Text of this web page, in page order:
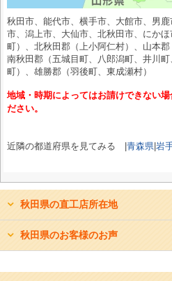
秋田市、能代市、横手市、大館市、男
市、潟上市、大仙市、北秋田市、にか
町）、北秋田郡（上小阿仁村）、山本郡
南秋田郡（五城目町、八郎潟町、井川
町）、雄勝郡（羽後町、東成瀬村）
地域・時期によってはお請けできない
ださい。
近隣の都道府県を見てみる | 青森県 岩
秋田県の直工店所在地
秋田県のお客様のお声